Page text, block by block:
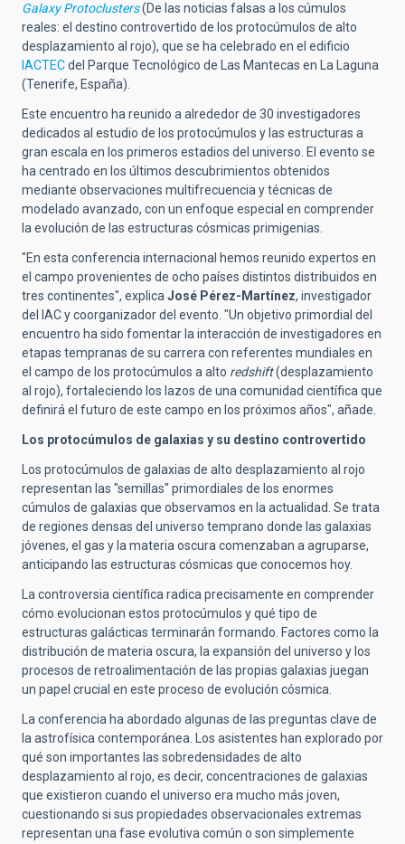
Galaxy Protoclusters(De las noticias falsas a los cúmulos
reales: el destino controvertido de los protocúmulos de alto
desplazamiento al rojo), que se ha celebrado en el edificio
IACTECdel Parque Tecnológico de Las Mantecas en La Laguna
(Tenerife, España).
Este encuentro ha reunido a alrededor de 30 investigadores
dedicados al estudio de los protocúmulos y las estructuras a
gran escala en los primeros estadios del universo. El evento se
ha centrado en los últimos descubrimientos obtenidos
mediante observaciones multifrecuencia y técnicas de
modelado avanzado, con un enfoque especial en comprender
la evolución de las estructuras cósmicas primigenias.
"En esta conferencia internacional hemos reunido expertos en
el campo provenientes de ocho países distintos distribuidos en
tres continentes", explicaJosé Pérez-Martínez, investigador
del IAC y coorganizador del evento. "Un objetivo primordial del
encuentro ha sido fomentar la interacción de investigadores en
etapas tempranas de su carrera con referentes mundiales en
el campo de los protocúmulos a alto redshift(desplazamiento
al rojo), fortaleciendo los lazos de una comunidad científica que
definirá el futuro de este campo en los próximos años", añade.
Los protocúmulos de galaxias y su destino controvertido
Los protocúmulos de galaxias de alto desplazamiento al rojo
representan las "semillas" primordiales de los enormes
cúmulos de galaxias que observamos en la actualidad. Se trata
de regiones densas del universo temprano donde las galaxias
jóvenes, el gas y la materia oscura comenzaban a agruparse,
anticipando las estructuras cósmicas que conocemos hoy.
La controversia científica radica precisamente en comprender
cómo evolucionan estos protocúmulos y qué tipo de
estructuras galácticas terminarán formando. Factores como la
distribución de materia oscura, la expansión del universo y los
procesos de retroalimentación de las propias galaxias juegan
un papel crucial en este proceso de evolución cósmica.
La conferencia ha abordado algunas de las preguntas clave de
la astrofísica contemporánea. Los asistentes han explorado por
qué son importantes las sobredensidades de alto
desplazamiento al rojo, es decir, concentraciones de galaxias
que existieron cuando el universo era mucho más joven,
cuestionando si sus propiedades observacionales extremas
representan una fase evolutiva común o son simplemente